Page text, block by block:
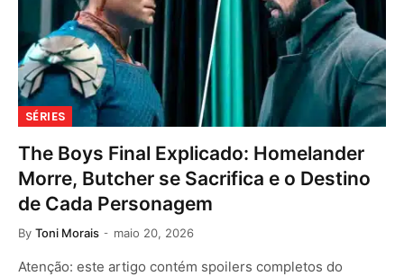
SÉRIES
The Boys Final Explicado: Homelander
Morre, Butcher se Sacrifica e o Destino
de Cada Personagem
By Toni Morais maio 20, 2026
Atenção: este artigo contém spoilers completos do